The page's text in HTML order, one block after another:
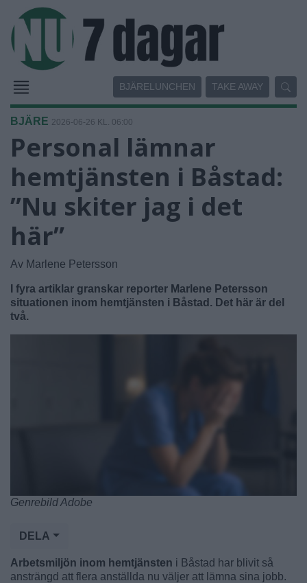
BJÄRELUNCHEN TAKE AWAY
BJÄRE 2026-06-26 KL. 06:00
Personal lämnar
hemtjänsten i Båstad:
”Nu skiter jag i det
här”
Av Marlene Petersson
I fyra artiklar granskar reporter Marlene Petersson
situationen inom hemtjänsten i Båstad. Det här är del
två.
Genrebild Adobe
DELA
Arbetsmiljön inom hemtjänsten i Båstad har blivit så
ansträngd att flera anställda nu väljer att lämna sina jobb.